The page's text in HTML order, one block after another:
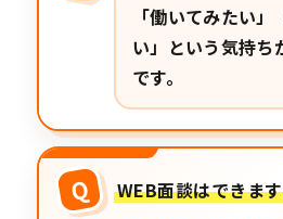
「働いてみたい
い」という気持ち
です。
Q WEB面談はできま